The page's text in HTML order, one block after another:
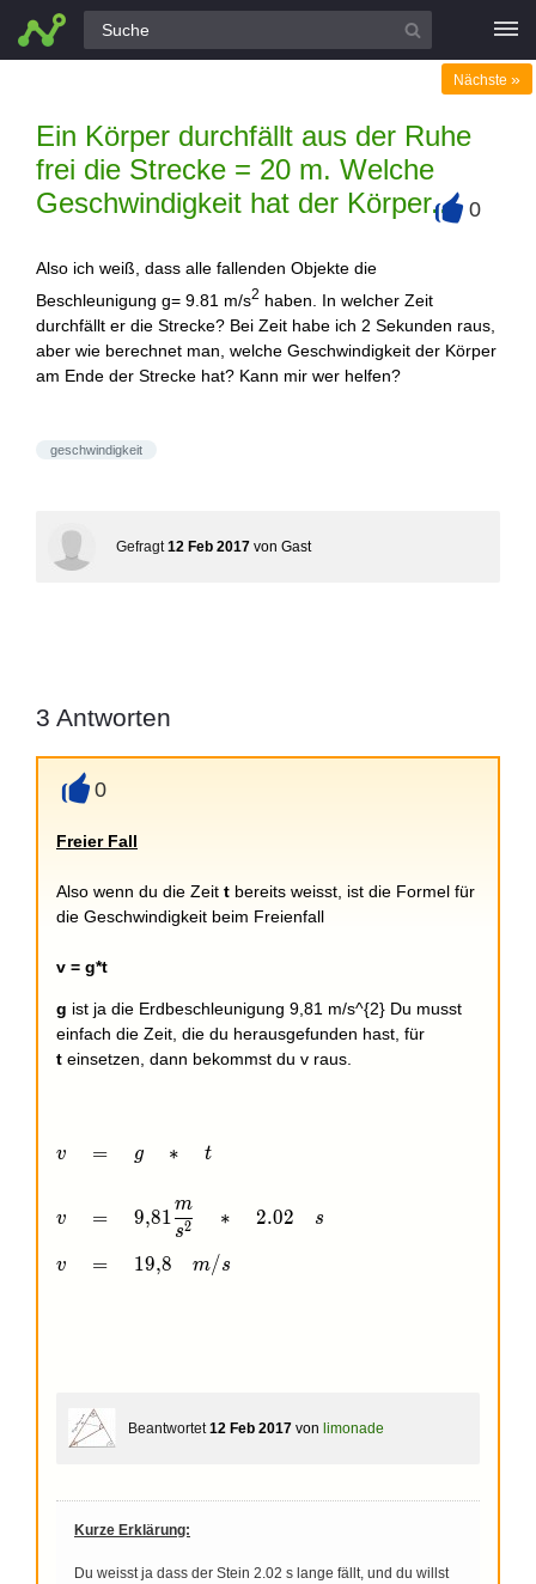
Alle Fragen
Ein Körper durchfällt aus der Ruhe
frei die Strecke = 20 m. Welche
Geschwindigkeit hat der Körper...
Nächste »
0
Also ich weiß, dass alle fallenden Objekte die
Beschleunigung g= 9.81 m/s2 haben. In welcher Zeit
durchfällt er die Strecke? Bei Zeit habe ich 2 Sekunden raus,
aber wie berechnet man, welche Geschwindigkeit der Körper
am Ende der Strecke hat? Kann mir wer helfen?
geschwindigkeit
Gefragt 12 Feb 2017 von Gast
3 Antworten
0
Freier Fall
Also wenn du die Zeit t bereits weisst, ist die Formel für
die Geschwindigkeit beim Freienfall
v = g*t
g ist ja die Erdbeschleunigung 9,81 m/s^{2} Du musst
einfach die Zeit, die du herausgefunden hast, für
t einsetzen, dann bekommst du v raus.
v\quad =\quad g\quad *\quad t\\ \\ v\quad
v = g ∗ t
v = 9,81
s2
m
∗ 2.02 s
v = 19,8 m/s
Beantwortet 12 Feb 2017 von limonade
Kurze Erklärung:
Du weisst ja dass der Stein 2.02 s lange fällt, und du willst